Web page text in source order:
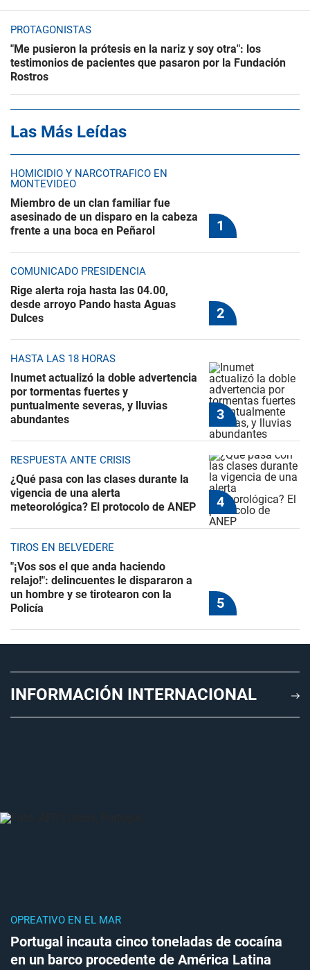
PROTAGONISTAS
"Me pusieron la prótesis en la nariz y soy otra": los
testimonios de pacientes que pasaron por la Fundación
Rostros
Las Más Leídas
HOMICIDIO Y NARCOTRÁFICO EN
MONTEVIDEO
Miembro de un clan familiar fue
asesinado de un disparo en la cabeza
frente a una boca en Peñarol
COMUNICADO PRESIDENCIA
Rige alerta roja hasta las 04.00,
desde arroyo Pando hasta Aguas
Dulces
HASTA LAS 18 HORAS
Inumet actualizó la doble advertencia
por tormentas fuertes y
puntualmente severas, y lluvias
abundantes
RESPUESTA ANTE CRISIS
¿Qué pasa con las clases durante la
vigencia de una alerta
meteorológica? El protocolo de ANEP
TIROS EN BELVEDERE
"¡Vos sos el que anda haciendo
relajo!": delincuentes le dispararon a
un hombre y se tirotearon con la
Policía
INFORMACIÓN INTERNACIONAL
OPREATIVO EN EL MAR
Portugal incauta cinco toneladas de cocaína
en un barco procedente de América Latina